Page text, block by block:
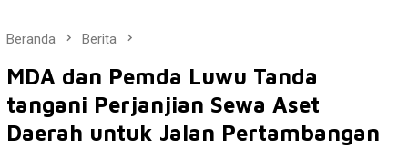
Beranda Berita
MDA dan Pemda Luwu Tanda
tangani Perjanjian Sewa Aset
Daerah untuk Jalan Pertambangan